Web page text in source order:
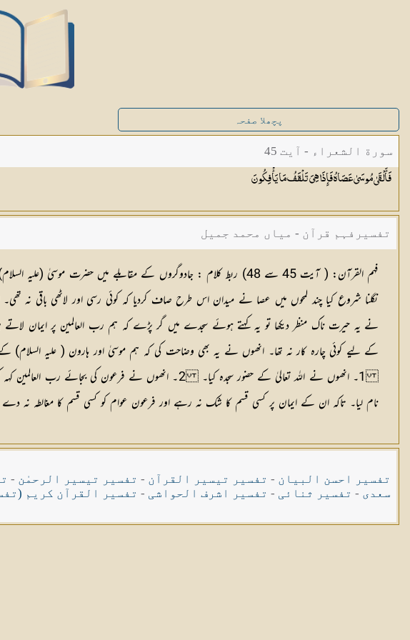
پچھلا صفحہ
سورة الشعراء - آیت 45
فَأَلْقَىٰ مُوسَىٰ عَصَاهُ فَإِذَا هِيَ تَلْقَفُ مَايَأْفِكُونَ
تفسیرفہم قرآن - میاں محمد جمیل
فہم القرآن: ( آیت 45 سے 48) ربط کلام :جادوگروں کے مقابلے میں حضرت موسیٰ (علیہ
نگلنا شروع کیا چند لمحوں میں عصا نے میدان اس طرح صاف کردیا کہ کوئی رسی اور لاٹھی باقی نہ تھی۔
نے یہ حیرت ناک منظر دیکھا تو یہ کہتے ہوئے سجدے میں گر پڑے کہ ہم رب العالمین پر ایمان
کے لیے کوئی چارہ کار نہ تھا۔ انھوں نے یہ بھی وضاحت کی کہ ہم موسیٰ اور ہارون ( علیہ
نام لیا۔ تاکہ ان کے ایمان پر کسی قسم کا شک نہ رہے اور فرعون عوام کو کسی قسم کا مغالطہ نہ
تفسیر احسن البیان - تفسیر تیسیر القرآن - تفسیر تیسیر الرحمٰن -
سعدی - تفسیر ثنائی - تفسیر اشرف الحواشی - تفسیر القرآن کریم